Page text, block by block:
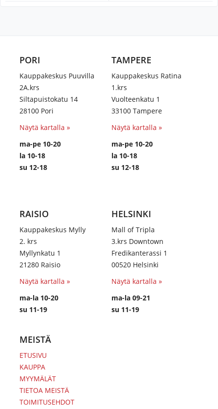
PORI
Kauppakeskus Puuvilla
2A.krs
Siltapuistokatu 14
28100 Pori
Näytä kartalla »
ma-pe 10-20
la 10-18
su 12-18
TAMPERE
Kauppakeskus Ratina
1.krs
Vuolteenkatu 1
33100 Tampere
Näytä kartalla »
ma-pe 10-20
la 10-18
su 12-18
RAISIO
Kauppakeskus Mylly
2. krs
Myllynkatu 1
21280 Raisio
Näytä kartalla »
ma-la 10-20
su 11-19
HELSINKI
Mall of Tripla
3.krs Downtown
Fredikanterassi 1
00520 Helsinki
Näytä kartalla »
ma-la 09-21
su 11-19
MEISTÄ
ETUSIVU
KAUPPA
MYYMÄLÄT
TIETOA MEISTÄ
TOIMITUSEHDOT